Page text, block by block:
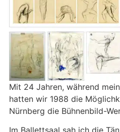
Mit 24 Jahren, während
hatten wir 1988 die
Nürnberg die Bühnenbild-
Im Ballettsaal sah ich die